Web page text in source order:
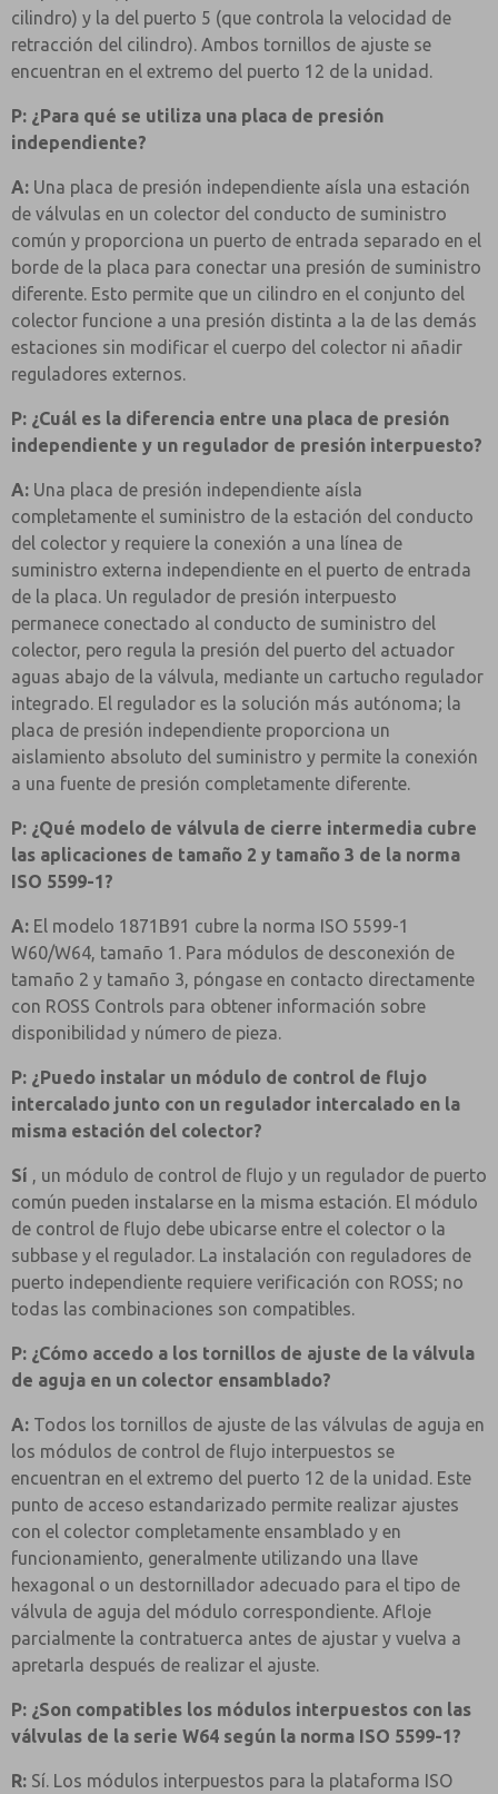
cilindro) y la del puerto 5 (que controla la velocidad de
retracción del cilindro). Ambos tornillos de ajuste se
encuentran en el extremo del puerto 12 de la unidad.
P: ¿Para qué se utiliza una placa de presión
independiente?
A: Una placa de presión independiente aísla una estación
de válvulas en un colector del conducto de suministro
común y proporciona un puerto de entrada separado en el
borde de la placa para conectar una presión de suministro
diferente. Esto permite que un cilindro en el conjunto del
colector funcione a una presión distinta a la de las demás
estaciones sin modificar el cuerpo del colector ni añadir
reguladores externos.
P: ¿Cuál es la diferencia entre una placa de presión
independiente y un regulador de presión interpuesto?
A: Una placa de presión independiente aísla
completamente el suministro de la estación del conducto
del colector y requiere la conexión a una línea de
suministro externa independiente en el puerto de entrada
de la placa. Un regulador de presión interpuesto
permanece conectado al conducto de suministro del
colector, pero regula la presión del puerto del actuador
aguas abajo de la válvula, mediante un cartucho regulador
integrado. El regulador es la solución más autónoma; la
placa de presión independiente proporciona un
aislamiento absoluto del suministro y permite la conexión
a una fuente de presión completamente diferente.
P: ¿Qué modelo de válvula de cierre intermedia cubre
las aplicaciones de tamaño 2 y tamaño 3 de la norma
ISO 5599-1?
A: El modelo 1871B91 cubre la norma ISO 5599-1
W60/W64, tamaño 1. Para módulos de desconexión de
tamaño 2 y tamaño 3, póngase en contacto directamente
con ROSS Controls para obtener información sobre
disponibilidad y número de pieza.
P: ¿Puedo instalar un módulo de control de flujo
intercalado junto con un regulador intercalado en la
misma estación del colector?
Sí , un módulo de control de flujo y un regulador de puerto
común pueden instalarse en la misma estación. El módulo
de control de flujo debe ubicarse entre el colector o la
subbase y el regulador. La instalación con reguladores de
puerto independiente requiere verificación con ROSS; no
todas las combinaciones son compatibles.
P: ¿Cómo accedo a los tornillos de ajuste de la válvula
de aguja en un colector ensamblado?
A: Todos los tornillos de ajuste de las válvulas de aguja en
los módulos de control de flujo interpuestos se
encuentran en el extremo del puerto 12 de la unidad. Este
punto de acceso estandarizado permite realizar ajustes
con el colector completamente ensamblado y en
funcionamiento, generalmente utilizando una llave
hexagonal o un destornillador adecuado para el tipo de
válvula de aguja del módulo correspondiente. Afloje
parcialmente la contratuerca antes de ajustar y vuelva a
apretarla después de realizar el ajuste.
P: ¿Son compatibles los módulos interpuestos con las
válvulas de la serie W64 según la norma ISO 5599-1?
R: Sí. Los módulos interpuestos para la plataforma ISO